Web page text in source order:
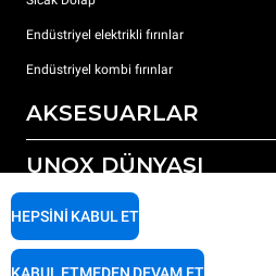
Endüstriyel elektrikli fırınlar
Endüstriyel kombi fırınlar
AKSESUARLAR
Tüm aksesuarlar
Otomatik yıkama için deterjanlar
Elle yıkama için deterjanlar
Reçine filtrelerle su arıtma
UNOX DÜNYASI
Dünyadaki ofislerimizx
DESTEK
Unox garanti
HEPSINI KABUL ET